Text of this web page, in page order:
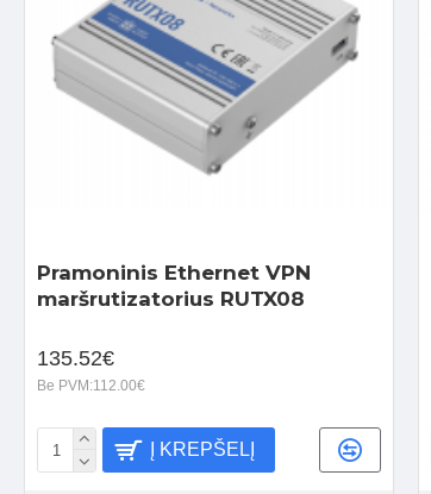
Pramoninis Ethernet VPN
maršrutizatorius RUTX08
135.52€
Be PVM:112.00€
Į KREPŠELĮ